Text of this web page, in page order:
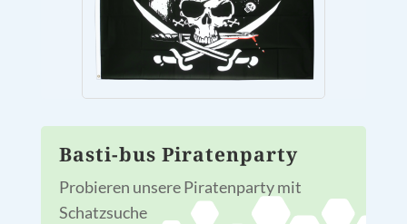
Basti-bus Piratenparty
Probieren unsere Piratenparty mit
Schatzsuche